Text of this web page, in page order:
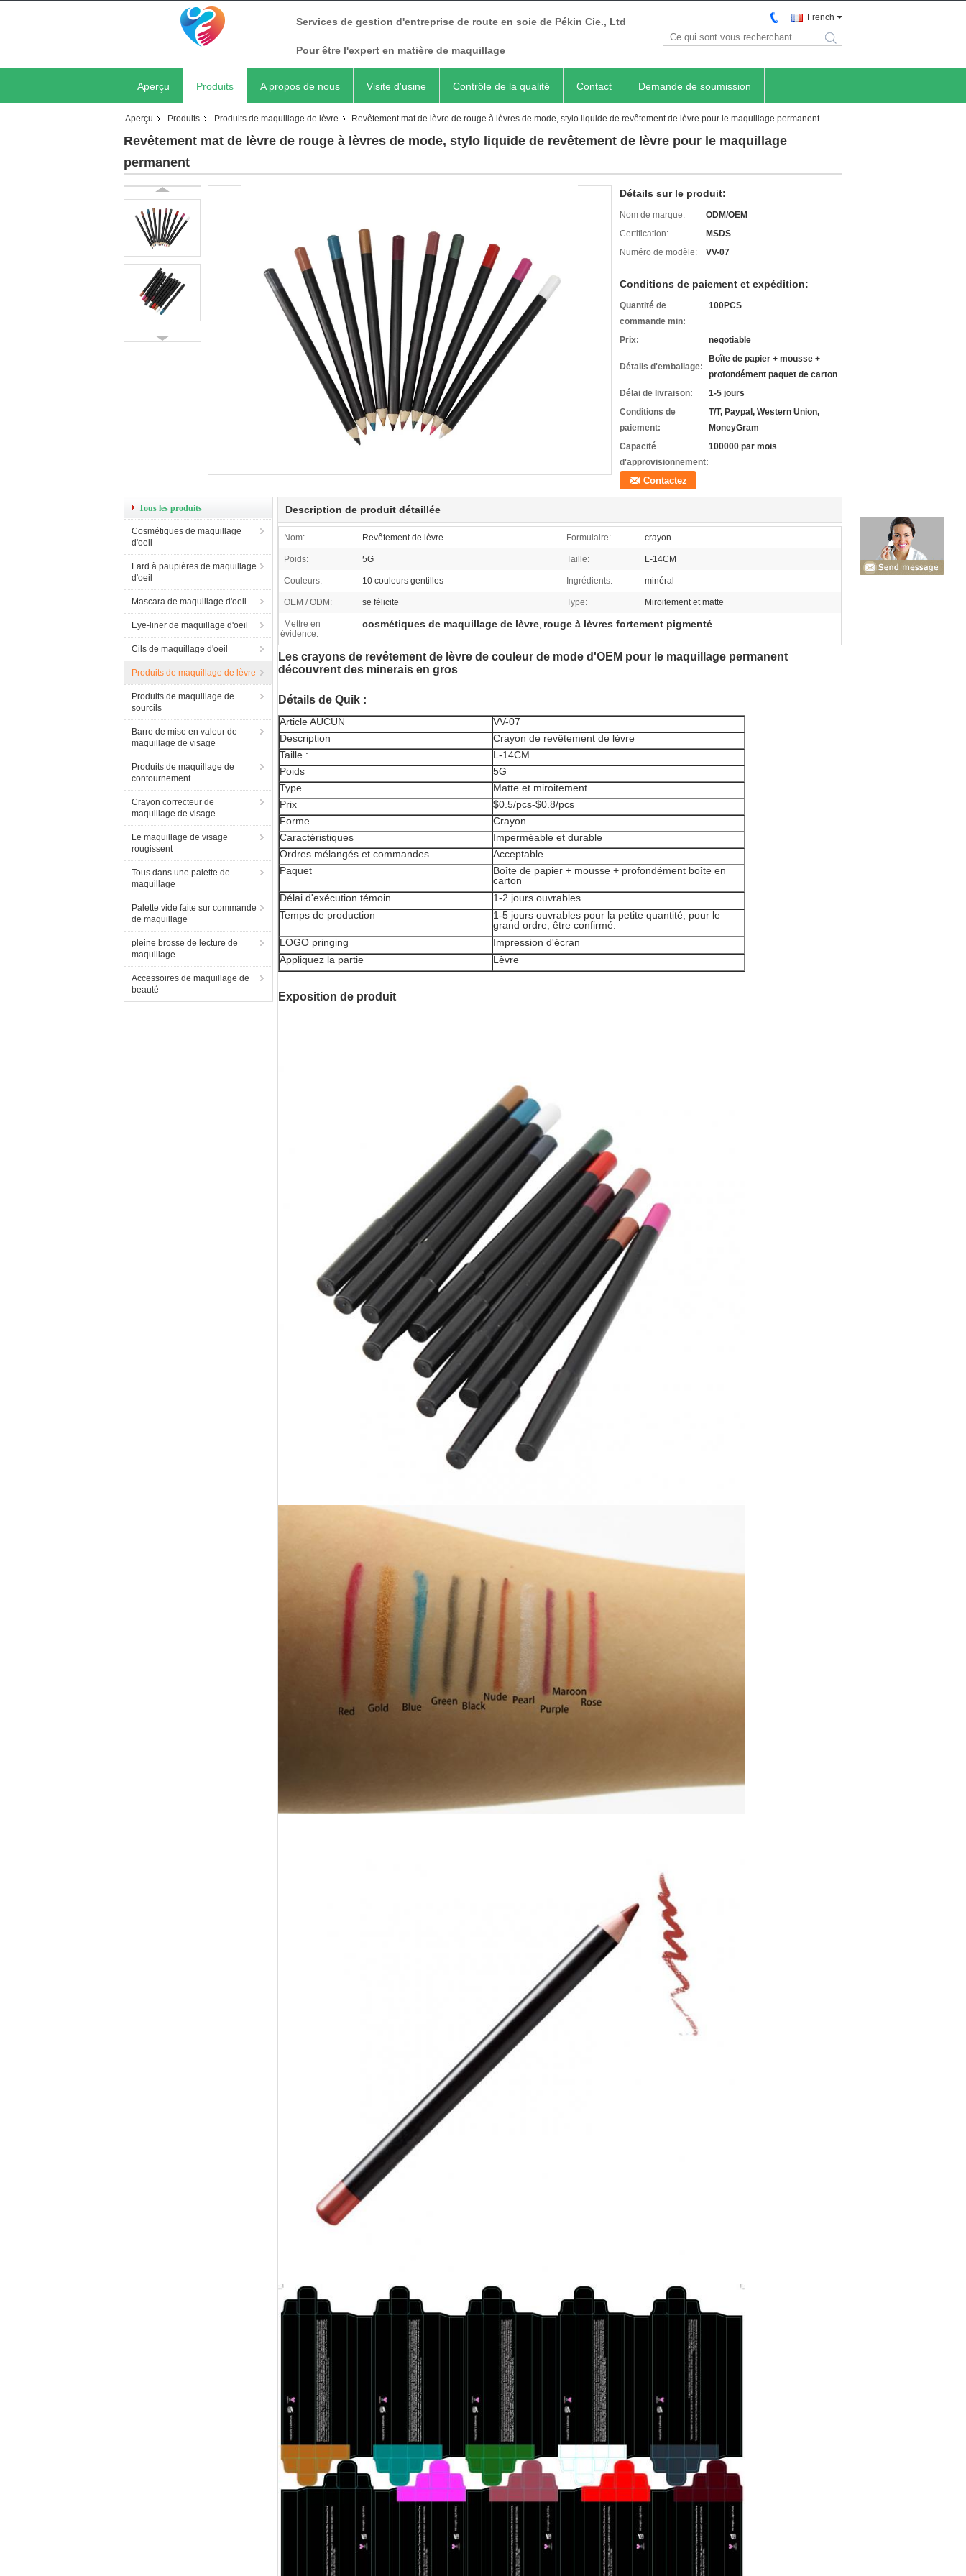
Services de gestion d'entreprise de route en soie de Pékin Cie., Ltd
Pour être l'expert en matière de maquillage
French
search
Aperçu Produits A propos de nous Visite d'usine Contrôle de la qualité Contact Demande de soumission
Aperçu Produits Produits de maquillage de lèvre Revêtement mat de lèvre de rouge à lèvres de mode, stylo liquide de revêtement de lèvre pour le maquillage permanent
Revêtement mat de lèvre de rouge à lèvres de mode, stylo liquide de revêtement de lèvre pour le maquillage
permanent
Détails sur le produit:
Nom de marque:
ODM/OEM
Certification:
MSDS
Numéro de modèle:
VV-07
Conditions de paiement et expédition:
Quantité de
commande min:
100PCS
Prix: negotiable
Détails d'emballage:
Boîte de papier + mousse +
profondément paquet de carton
Délai de livraison:
1-5 jours
Conditions de
paiement:
T/T, Paypal, Western Union,
MoneyGram
Capacité
d'approvisionnement:
100000 par mois
Contactez
Tous les produits
Cosmétiques de maquillage
d'oeil
Fard à paupières de maquillage
d'oeil
Mascara de maquillage d'oeil
Eye-liner de maquillage d'oeil
Cils de maquillage d'oeil
Produits de maquillage de lèvre
Produits de maquillage de
sourcils
Barre de mise en valeur de
maquillage de visage
Produits de maquillage de
contournement
Crayon correcteur de
maquillage de visage
Le maquillage de visage
rougissent
Tous dans une palette de
maquillage
Palette vide faite sur commande
de maquillage
pleine brosse de lecture de
maquillage
Accessoires de maquillage de
beauté
Description de produit détaillée
Nom: Revêtement de lèvre Formulaire: crayon
Poids: 5G Taille: L-14CM
Couleurs: 10 couleurs gentilles Ingrédients: minéral
OEM / ODM: se félicite Type: Miroitement et matte
Mettre en
évidence:
cosmétiques de maquillage de lèvre, rouge à lèvres fortement pigmenté
Les crayons de revêtement de lèvre de couleur de mode d'OEM pour le maquillage permanent
découvrent des minerais en gros
Détails de Quik :
Article AUCUN
VV-07
Description
Crayon de revêtement de lèvre
Taille :
L-14CM
Poids
5G
Type
Matte et miroitement
Prix
$0.5/pcs-$0.8/pcs
Forme
Crayon
Caractéristiques
Imperméable et durable
Ordres mélangés et commandes
Acceptable
Paquet
Boîte de papier + mousse + profondément boîte en
carton
Délai d'exécution témoin
1-2 jours ouvrables
Temps de production
1-5 jours ouvrables pour la petite quantité, pour le
grand ordre, être confirmé.
LOGO pringing
Impression d'écran
Appliquez la partie
Lèvre
Exposition de produit